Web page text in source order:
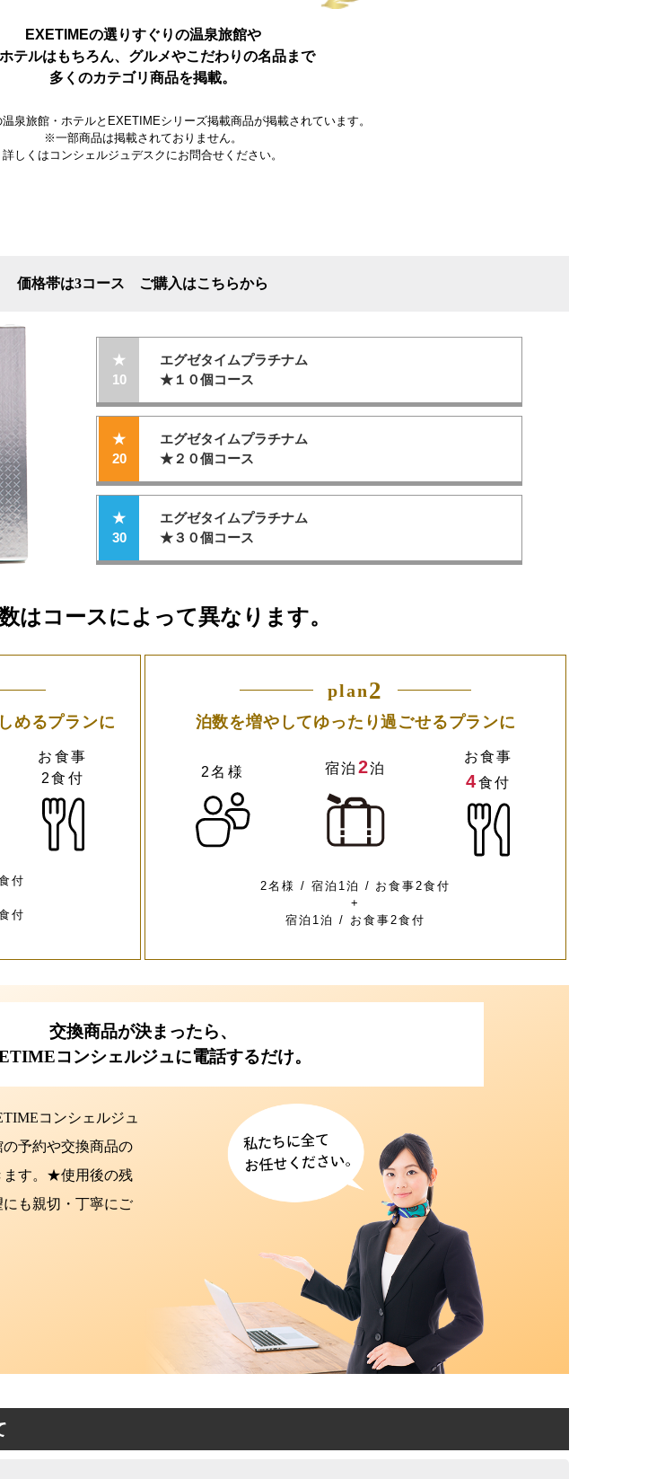
EXETIMEの選りすぐりの温泉旅館や
テルはもちろん、グルメやこだわりの名品まで
多くのカテゴリ商品を掲載。
泉旅館・ホテルとEXETIMEシリーズ掲載商品が掲載されています。
※一部商品は掲載されておりません。
詳しくはコンシェルジュデスクにお問合せください。
価格帯は3コース ご購入はこちらから
★
10
エグゼタイムプラチナム
★１０個コース
★
20
エグゼタイムプラチナム
★２０個コース
★
30
エグゼタイムプラチナム
★３０個コース
はコースによって異なります。
めるプランに
お食事
2食付
付
付
plan2
泊数を増やしてゆったり過ごせるプランに
2名様 宿泊 2泊
お食事
4食付
2名様 / 宿泊1泊 / お食事2食付
+
宿泊1泊 / お食事2食付
交換商品が決まったら、
コンシェルジュに電話するだけ。
コンシェルジュ
予約や交換商品の
ます。★使用後の残
も親切・丁寧にご